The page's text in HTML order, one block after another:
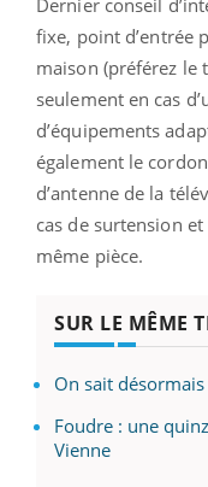
fixe, point d’entrée
maison (préférez le
seulement en cas
d’équipements
également le
d’antenne de la
cas de surtension
même pièce.
SUR LE MÊME
On sait
Foudre : une
Vienne